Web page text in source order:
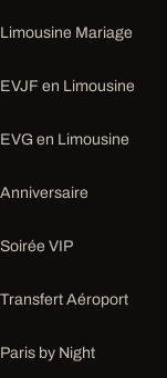
Limousine Mariage
EVJF en Limousine
EVG en Limousine
Anniversaire
Soirée VIP
Transfert Aéroport
Paris by Night